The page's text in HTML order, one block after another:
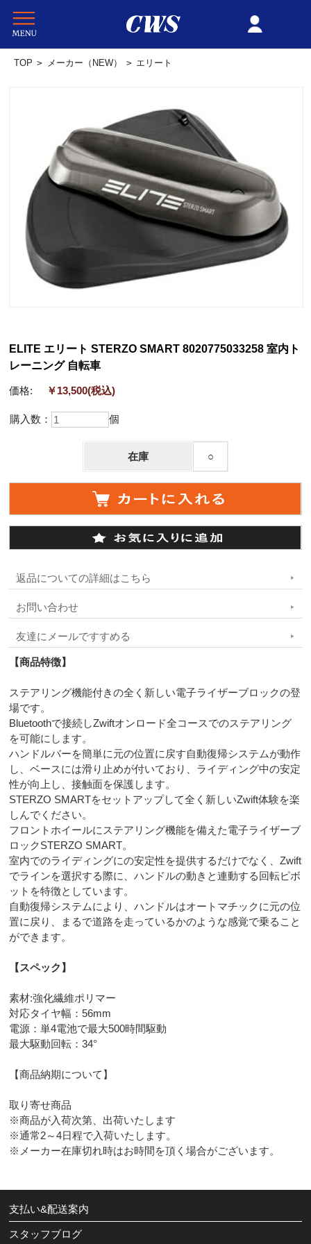
TOP > メーカー（NEW） > エリート
ELITE エリート STERZO SMART 8020775033258 室内ト
レーニング 自転車
価格: ￥13,500(税込)
購入数： 個
在庫 ○
返品についての詳細はこちら
お問い合わせ
友達にメールですすめる
【商品特徴】
ステアリング機能付きの全く新しい電子ライザーブロックの登
場です。
Bluetoothで接続しZwiftオンロード全コースでのステアリング
を可能にします。
ハンドルバーを簡単に元の位置に戻す自動復帰システムが動作
し、ベースには滑り止めが付いており、ライディング中の安定
性が向上し、接触面を保護します。
STERZO SMARTをセットアップして全く新しいZwift体験を楽
しんでください。
フロントホイールにステアリング機能を備えた電子ライザーブ
ロックSTERZO SMART。
室内でのライディングにの安定性を提供するだけでなく、Zwift
でラインを選択する際に、ハンドルの動きと連動する回転ピボ
ットを特徴としています。
自動復帰システムにより、ハンドルはオートマチックに元の位
置に戻り、まるで道路を走っているかのような感覚で乗ること
ができます。
【スペック 】
素材:強化繊維ポリマー
対応タイヤ幅：56mm
電源：単4電池で最大500時間駆動
最大駆動回転：34°
【商品納期について】
取り寄せ商品
※商品が入荷次第、出荷いたします
※通常2～4日程で入荷いたします。
※メーカー在庫切れ時はお時間を頂く場合がございます。
支払い&配送案内
スタッフブログ